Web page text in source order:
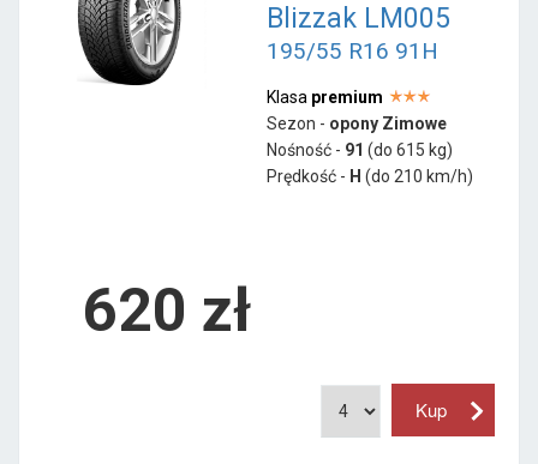
Blizzak LM005
195/55 R16 91H
Klasa premium
Sezon - opony Zimowe
Nośność - 91 (do 615 kg)
Prędkość - H (do 210 km/h)
620 zł